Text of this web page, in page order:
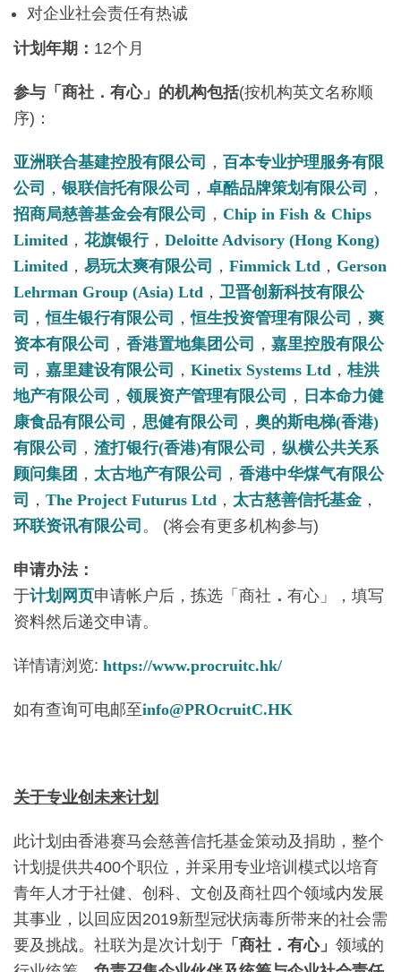
对企业社会责任有热诚
计划年期： 12个月
参与 「商社．有心」的机构包括(按机构英文名称顺
序)：
亚洲联合基建控股有限公司 ， 百本专业护理服务有限
公司 ，银联信托有限公司 ， 卓酷品牌策划有限公司 ，
招商局慈善基金会有限公司 ， Chip in Fish & Chips
Limited ， 花旗银行， Deloitte Advisory (Hong Kong)
Limited ， 易玩太爽有限公司 ， Fimmick Ltd ， Gerson
Lehrman Group (Asia) Ltd ， 卫晋创新科技有限公
司 ，恒生银行有限公司 ，恒生投资管理有限公司 ， 爽
资本有限公司 ， 香港置地集团公司 ， 嘉里控股有限公
司 ， 嘉里建设有限公司 ， Kinetix Systems Ltd ，桂洪
地产有限公司 ， 领展资产管理有限公司 ， 日本命力健
康食品有限公司 ， 思健有限公司 ， 奥的斯电梯(香港)
有限公司 ， 渣打银行(香港)有限公司 ， 纵横公共关系
顾问集团 ， 太古地产有限公司 ， 香港中华煤气有限公
司 ， The Project Futurus Ltd ， 太古慈善信托基金 ，
环联资讯有限公司 。 (将会有更多机构参与)
申请办法：
于计划网页申请帐户后，拣选「商社 ． 有心」，填写
资料然后递交申请。
详情请浏览: https://www.procruitc.hk/
如有查询可电邮至info@PROcruitC.HK
关于专业创未来计划
此计划由香港赛马会慈善信托基金策动及捐助，整个
计划提供共400个职位，并采用专业培训模式以培育
青年人才于社健、创科、文创及商社四个领域内发展
其事业，以回应因2019新型冠状病毒所带来的社会需
要及挑战。社联为是次计划于 「商社．有心」 领域的